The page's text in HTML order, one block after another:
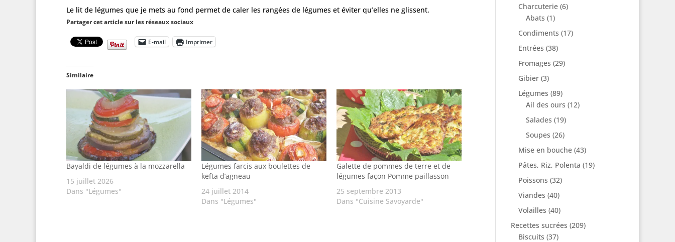
Le lit de légumes que je mets au fond permet de caler les rangées de légumes et éviter qu’elles ne glissent.
Partager cet article sur les réseaux sociaux
E-mail Imprimer
Similaire
Bayaldi de légumes à la mozzarella
15 juillet 2026
Dans "Légumes"
Légumes farcis aux boulettes de
kefta d’agneau
24 juillet 2014
Dans "Légumes"
Galette de pommes de terre et de
légumes façon Pomme paillasson
25 septembre 2013
Dans "Cuisine Savoyarde"
Charcuterie(6)
Abats (1)
Condiments (17)
Entrées (38)
Fromages (29)
Gibier(3)
Légumes (89)
Ail des ours (12)
Salades (19)
Soupes (26)
Mise en bouche(43)
Pâtes, Riz, Polenta (19)
Poissons (32)
Viandes (40)
Volailles (40)
Recettes sucrées (209)
Biscuits (37)